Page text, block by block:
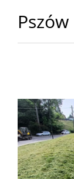
Pszów